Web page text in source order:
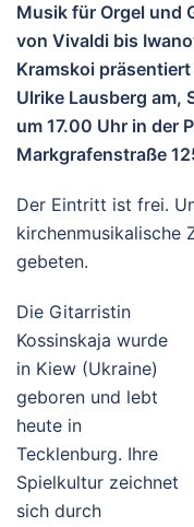
Musik für Orgel und
von Vivaldi bis
Kramskoi
Ulrike Lausberg am,
um 17.00 Uhr in der
Markgrafenstraße
Der Eintritt ist frei.
kirchenmusikalische
gebeten.
Die Gitarristin
Kossinskaja wurde
in Kiew (Ukraine)
geboren und lebt
heute in
Tecklenburg. Ihre
Spielkultur zeichnet
sich durch